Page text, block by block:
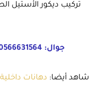
تركيب ديكور الأستيل
جوال:
شاهد أيضا: دهانات داخلية